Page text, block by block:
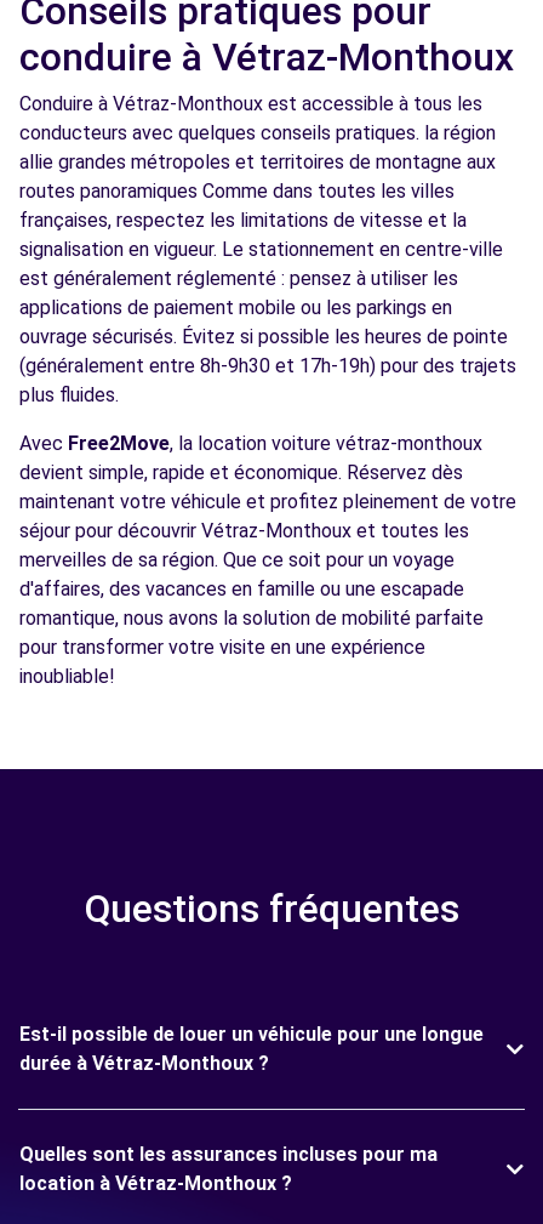
Conseils pratiques pour
conduire à Vétraz-Monthoux
Conduire à Vétraz-Monthoux est accessible à tous les
conducteurs avec quelques conseils pratiques. la région
allie grandes métropoles et territoires de montagne aux
routes panoramiques Comme dans toutes les villes
françaises, respectez les limitations de vitesse et la
signalisation en vigueur. Le stationnement en centre-ville
est généralement réglementé : pensez à utiliser les
applications de paiement mobile ou les parkings en
ouvrage sécurisés. Évitez si possible les heures de pointe
(généralement entre 8h-9h30 et 17h-19h) pour des trajets
plus fluides.
Avec Free2Move, la location voiture vétraz-monthoux
devient simple, rapide et économique. Réservez dès
maintenant votre véhicule et profitez pleinement de votre
séjour pour découvrir Vétraz-Monthoux et toutes les
merveilles de sa région. Que ce soit pour un voyage
d'affaires, des vacances en famille ou une escapade
romantique, nous avons la solution de mobilité parfaite
pour transformer votre visite en une expérience
inoubliable!
Questions fréquentes
Est-il possible de louer un véhicule pour une longue
durée à Vétraz-Monthoux ?
Quelles sont les assurances incluses pour ma
location à Vétraz-Monthoux ?